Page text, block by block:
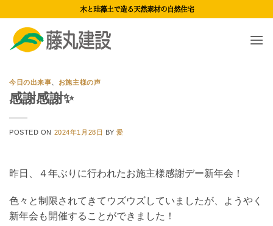
content
木と珪藻土で造る天然素材の自然住宅
今日の出来事、 お施主様の声
感謝感謝✨
POSTED ON 2024年1月28日 BY愛
昨日、４年ぶりに行われたお施主様感謝デー新年会！
色々と制限されてきてウズウズしていましたが、ようやく
新年会も開催することができました！